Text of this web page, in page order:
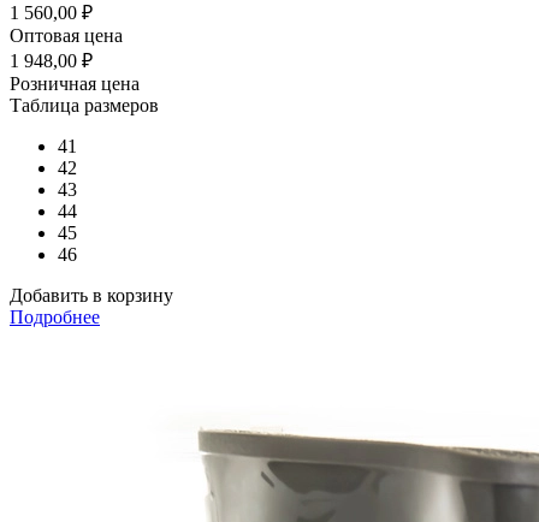
1 560,00 ₽
Оптовая цена
1 948,00 ₽
Розничная цена
Таблица размеров
41
42
43
44
45
46
Добавить в корзину
Подробнее